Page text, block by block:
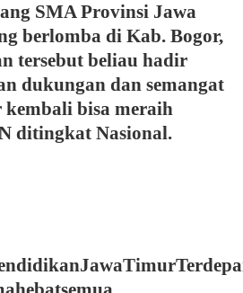
SMA Provinsi Jawa
berlomba di Kab. Bogor,
tersebut beliau hadir
dukungan dan semangat
bisa meraih
ditingkat Nasional.